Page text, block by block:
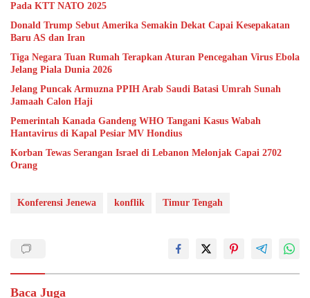
Pada KTT NATO 2025
Donald Trump Sebut Amerika Semakin Dekat Capai Kesepakatan
Baru AS dan Iran
Tiga Negara Tuan Rumah Terapkan Aturan Pencegahan Virus Ebola
Jelang Piala Dunia 2026
Jelang Puncak Armuzna PPIH Arab Saudi Batasi Umrah Sunah
Jamaah Calon Haji
Pemerintah Kanada Gandeng WHO Tangani Kasus Wabah
Hantavirus di Kapal Pesiar MV Hondius
Korban Tewas Serangan Israel di Lebanon Melonjak Capai 2702
Orang
Konferensi Jenewa konflik Timur Tengah
Baca Juga